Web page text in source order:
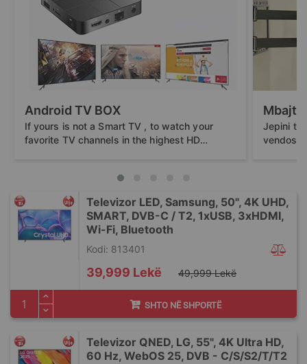
Android TV BOX
If yours is not a Smart TV , to watch your
favorite TV channels in the highest HD
Jepini
Televizor LED, Samsung, 50", 4K UHD,
SMART, DVB-C / T2, 1xUSB, 3xHDMI,
Wi-Fi, Bluetooth
Special
Price
39,999 Lekë 49,999 Lekë
Kodi: 813401
SHTO NË SHPORTË
Televizor QNED, LG, 55", 4K Ultra HD,
60 Hz, WebOS 25, DVB - C/S/S2/T/T2